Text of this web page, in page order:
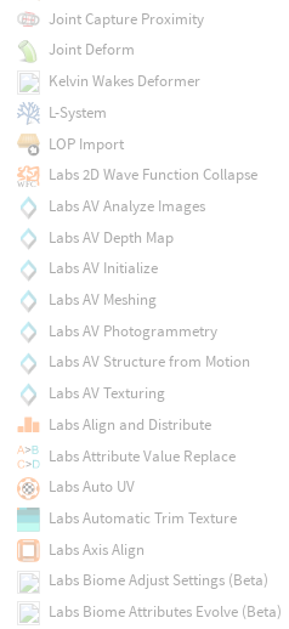
Joint Capture Proximity
Joint Deform
Kelvin Wakes Deformer
L-System
LOP Import
Labs 2D Wave Function Collapse
Labs AV Analyze Images
Labs AV Depth Map
Labs AV Initialize
Labs AV Meshing
Labs AV Photogrammetry
Labs AV Structure from Motion
Labs AV Texturing
Labs Align and Distribute
Labs Attribute Value Replace
Labs Auto UV
Labs Automatic Trim Texture
Labs Axis Align
Labs Biome Adjust Settings (Beta)
Labs Biome Attributes Evolve (Beta)